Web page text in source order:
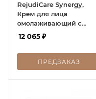
RejudiCare Synergy,
Крем для лица
омолаживающий с
витамином С, 3C Cream,
12 065 ₽
ПРЕДЗАКАЗ